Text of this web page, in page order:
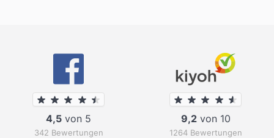
4,5 von 5
342 Bewertungen
9,2von 10
1264 Bewertungen